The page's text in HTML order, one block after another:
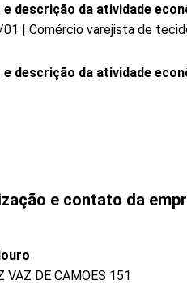
e descrição da atividade
| Comércio varejista de
e descrição da atividade
e contato da
VAZ DE CAMOES 151